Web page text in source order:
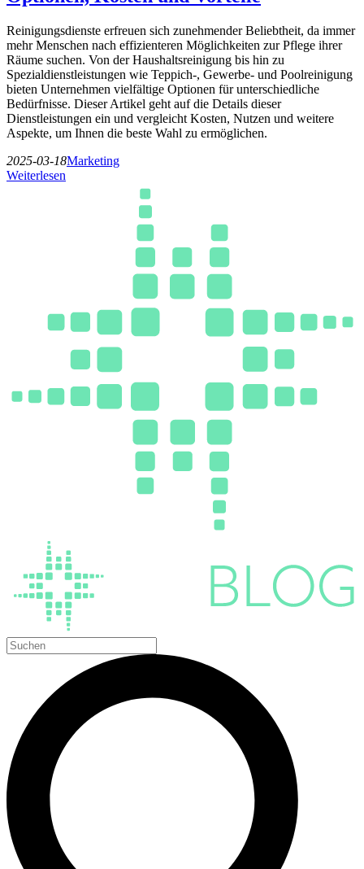
Reinigungsdienste erfreuen sich zunehmender Beliebtheit, da immer
mehr Menschen nach effizienteren Möglichkeiten zur Pflege ihrer
Räume suchen. Von der Haushaltsreinigung bis hin zu
Spezialdienstleistungen wie Teppich-, Gewerbe- und Poolreinigung
bieten Unternehmen vielfältige Optionen für unterschiedliche
Bedürfnisse. Dieser Artikel geht auf die Details dieser
Dienstleistungen ein und vergleicht Kosten, Nutzen und weitere
Aspekte, um Ihnen die beste Wahl zu ermöglichen.
2025-03-18Marketing
Weiterlesen